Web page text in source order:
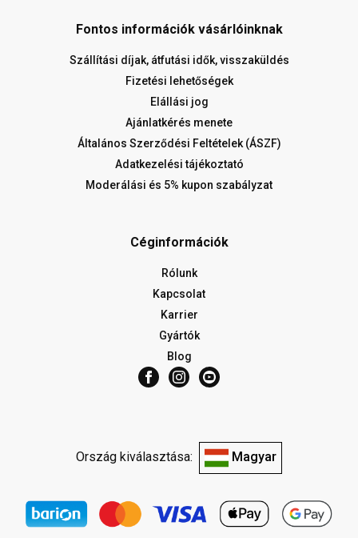
Fontos információk vásárlóinknak
Szállítási díjak, átfutási idők, visszaküldés
Fizetési lehetőségek
Elállási jog
Ajánlatkérés menete
Általános Szerződési Feltételek (ÁSZF)
Adatkezelési tájékoztató
Moderálási és 5% kupon szabályzat
Céginformációk
Rólunk
Kapcsolat
Karrier
Gyártók
Blog
Ország kiválasztása: Magyar